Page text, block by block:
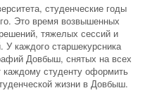
студенческие годы
Это время возвышенных
тяжелых сессий и
У каждого старшекурсника
Довбыш, снятых на всех
студенту оформить
жизни в Довбыш.